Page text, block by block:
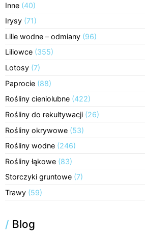
Inne (40)
Irysy (71)
Lilie wodne – odmiany (96)
Liliowce (355)
Lotosy (7)
Paprocie (88)
Rośliny cieniolubne (422)
Rośliny do rekultywacji (26)
Rośliny okrywowe (53)
Rośliny wodne (246)
Rośliny łąkowe (83)
Storczyki gruntowe (7)
Trawy (59)
/ Blog